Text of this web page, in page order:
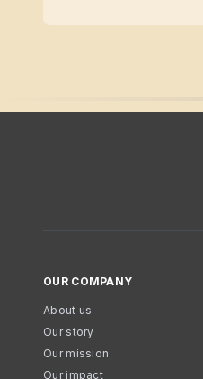
OUR COMPANY
About us
Our story
Our mission
Our impact